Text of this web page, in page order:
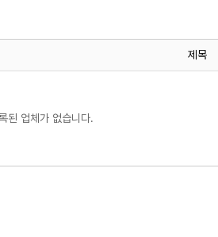
제목
된 업체가 없습니다.